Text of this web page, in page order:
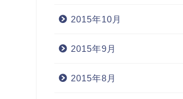
2015年10月
2015年9月
2015年8月